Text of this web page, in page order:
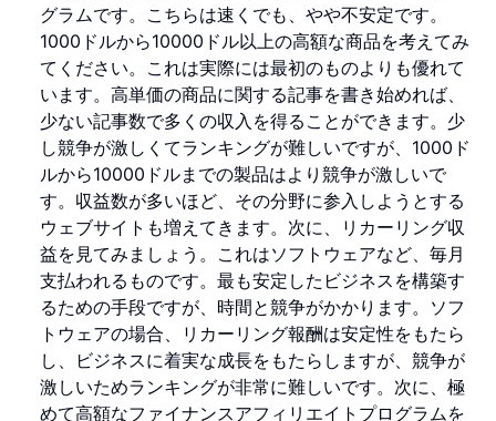
グラムです。こちらは速くでも、やや不安定です。
1000ドルから10000ドル以上の高額な商品を考えてみ
てください。これは実際には最初のものよりも優れて
います。高単価の商品に関する記事を書き始めれば、
少ない記事数で多くの収入を得ることができます。少
し競争が激しくてランキングが難しいですが、1000ド
ルから10000ドルまでの製品はより競争が激しいで
す。収益数が多いほど、その分野に参入しようとする
ウェブサイトも増えてきます。次に、リカーリング収
益を見てみましょう。これはソフトウェアなど、毎月
支払われるものです。最も安定したビジネスを構築す
るための手段ですが、時間と競争がかかります。ソフ
トウェアの場合、リカーリング報酬は安定性をもたら
し、ビジネスに着実な成長をもたらしますが、競争が
激しいためランキングが非常に難しいです。次に、極
めて高額なファイナンスアフィリエイトプログラムを